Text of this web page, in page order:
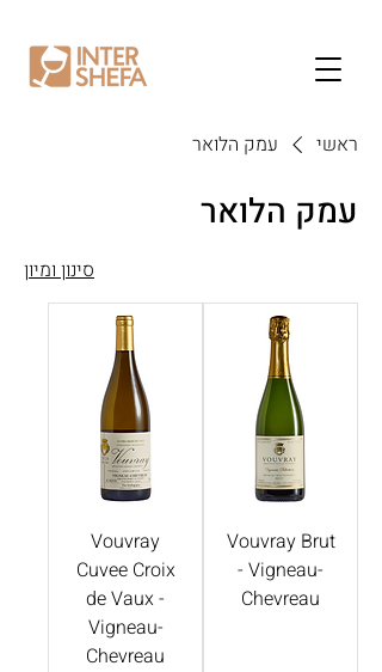
ראשי עמק הלואר
עמק הלואר
סינון ומיון
Vouvray Brut
- Vigneau-
Chevreau
Vouvray
Cuvee Croix
de Vaux -
Vigneau-
Chevreau